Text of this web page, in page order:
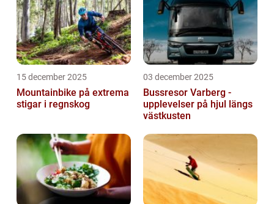
15 december 2025
Mountainbike på extrema
stigar i regnskog
03 december 2025
Bussresor Varberg -
upplevelser på hjul längs
västkusten